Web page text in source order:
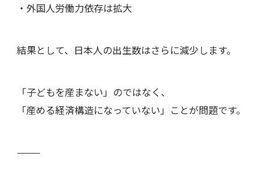
・外国人労働力依存は拡大
結果として、日本人の出生数はさらに減少します。
「子どもを産まない」のではなく、
「産める経済構造になっていない」ことが問題です。
⸻